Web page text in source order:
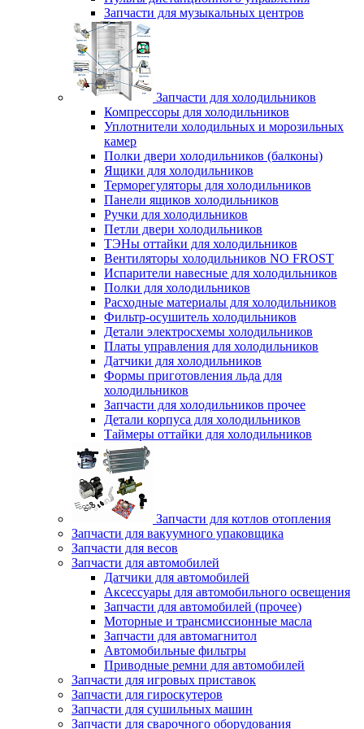
Запчасти для музыкальных центров
Запчасти для холодильников
Компрессоры для холодильников
Уплотнители холодильных и морозильных
камер
Полки двери холодильников (балконы)
Ящики для холодильников
Терморегуляторы для холодильников
Панели ящиков холодильников
Ручки для холодильников
Петли двери холодильников
ТЭНы оттайки для холодильников
Вентиляторы холодильников NO FROST
Испарители навесные для холодильников
Полки для холодильников
Расходные материалы для холодильников
Фильтр-осушитель холодильников
Детали электросхемы холодильников
Платы управления для холодильников
Датчики для холодильников
Формы приготовления льда для
холодильников
Запчасти для холодильников прочее
Детали корпуса для холодильников
Таймеры оттайки для холодильников
Запчасти для котлов отопления
Запчасти для вакуумного упаковщика
Запчасти для весов
Запчасти для автомобилей
Датчики для автомобилей
Аксессуары для автомобильного освещения
Запчасти для автомобилей (прочее)
Моторные и трансмиссионные масла
Запчасти для автомагнитол
Автомобильные фильтры
Приводные ремни для автомобилей
Запчасти для игровых приставок
Запчасти для гироскутеров
Запчасти для сушильных машин
Запчасти для сварочного оборудования